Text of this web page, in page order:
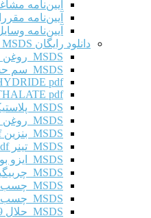
آیین‌نامه
آیین‌نامه
آیین‌نامه
دانلود رایگان MSDS مواد شیمیایی
MSDS روغن هیدرولیک pdf
MSDS سم حشره کش آیکون pdf
pdf
pdf
MSDS پلاستیکها pdf
MSDS روغن صنعتی 230 pdf
MSDS بنزین pdf
MSDS تینر pdf
MSDS ایزو بوتیل الکل pdf
MSDS چربیگیر فسفاته pdf
MSDS چسب مایع pdf
MSDS چسب آهن pdf
MSDS حلال AW 409 (چسب) pdf